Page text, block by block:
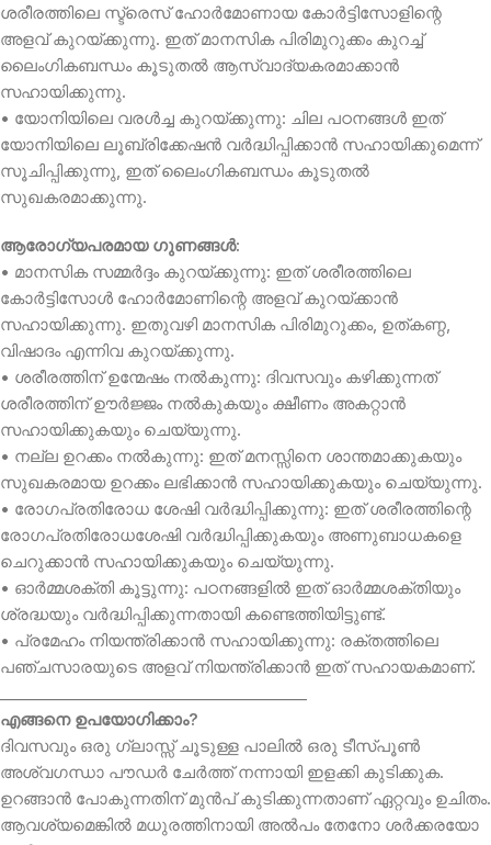
ശരീരത്തിലെ സ്ട്രെസ് ഹോർമോണായ കോർട്ടിസോളിന്റെ
അളവ് കുറയ്ക്കുന്നു. ഇത് മാനസിക പിരിമുറുക്കം കുറച്ച്
ലൈംഗികബന്ധം കൂടുതൽ ആസ്വാദ്യകരമാക്കാൻ
സഹായിക്കുന്നു.
• യോനിയിലെ വരൾച്ച കുറയ്ക്കുന്നു: ചില പഠനങ്ങൾ ഇത്
യോനിയിലെ ലൂബ്രിക്കേഷൻ വർദ്ധിപ്പിക്കാൻ സഹായിക്കുമെന്ന്
സൂചിപ്പിക്കുന്നു, ഇത് ലൈംഗികബന്ധം കൂടുതൽ
സുഖകരമാക്കുന്നു.
ആരോഗ്യപരമായ ഗുണങ്ങൾ:
• മാനസിക സമ്മർദ്ദം കുറയ്ക്കുന്നു: ഇത് ശരീരത്തിലെ
കോർട്ടിസോൾ ഹോർമോണിന്റെ അളവ് കുറയ്ക്കാൻ
സഹായിക്കുന്നു. ഇതുവഴി മാനസിക പിരിമുറുക്കം, ഉത്കണ്ഠ,
വിഷാദം എന്നിവ കുറയ്ക്കുന്നു.
• ശരീരത്തിന് ഉന്മേഷം നൽകുന്നു: ദിവസവും കഴിക്കുന്നത്
ശരീരത്തിന് ഊർജ്ജം നൽകുകയും ക്ഷീണം അകറ്റാൻ
സഹായിക്കുകയും ചെയ്യുന്നു.
• നല്ല ഉറക്കം നൽകുന്നു: ഇത് മനസ്സിനെ ശാന്തമാക്കുകയും
സുഖകരമായ ഉറക്കം ലഭിക്കാൻ സഹായിക്കുകയും ചെയ്യുന്നു.
• രോഗപ്രതിരോധ ശേഷി വർദ്ധിപ്പിക്കുന്നു: ഇത് ശരീരത്തിന്റെ
രോഗപ്രതിരോധശേഷി വർദ്ധിപ്പിക്കുകയും അണുബാധകളെ
ചെറുക്കാൻ സഹായിക്കുകയും ചെയ്യുന്നു.
• ഓർമ്മശക്തി കൂട്ടുന്നു: പഠനങ്ങളിൽ ഇത് ഓർമ്മശക്തിയും
ശ്രദ്ധയും വർദ്ധിപ്പിക്കുന്നതായി കണ്ടെത്തിയിട്ടുണ്ട്.
• പ്രമേഹം നിയന്ത്രിക്കാൻ സഹായിക്കുന്നു: രക്തത്തിലെ
പഞ്ചസാരയുടെ അളവ് നിയന്ത്രിക്കാൻ ഇത് സഹായകമാണ്.
എങ്ങനെ ഉപയോഗിക്കാം?
ദിവസവും ഒരു ഗ്ലാസ്സ് ചൂടുള്ള പാലിൽ ഒരു ടീസ്പൂൺ
അശ്വഗന്ധാ പൗഡർ ചേർത്ത് നന്നായി ഇളക്കി കുടിക്കുക.
ഉറങ്ങാൻ പോകുന്നതിന് മുൻപ് കുടിക്കുന്നതാണ് ഏറ്റവും ഉചിതം.
ആവശ്യമെങ്കിൽ മധുരത്തിനായി അൽപം തേനോ ശർക്കരയോ